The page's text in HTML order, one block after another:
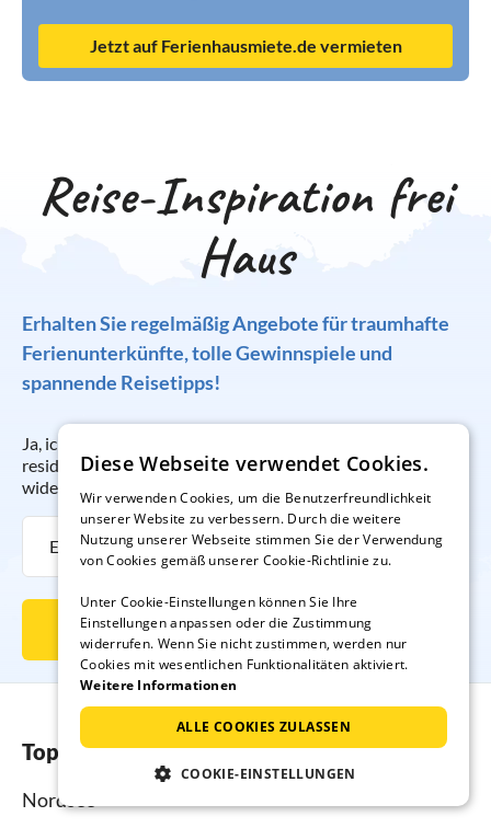
Jetzt auf Ferienhausmiete.de vermieten
Reise-Inspiration frei
Haus
Erhalten Sie regelmäßig Angebote für traumhafte
Ferienunterkünfte, tolle Gewinnspiele und
spannende Reisetipps!
Ja, ich möchte regelmäßig per E-Mail den Newsletter der
resido GmbH erhalten. Die Anmeldung kann ich jederzeit
widerrufen.
Newsletter abonnieren
Top-Regionen
Nordsee
Diese Webseite verwendet Cookies.
Wir verwenden Cookies, um die Benutzerfreundlichkeit
unserer Website zu verbessern. Durch die weitere
Nutzung unserer Webseite stimmen Sie der Verwendung
von Cookies gemäß unserer Cookie-Richtlinie zu.
Unter Cookie-Einstellungen können Sie Ihre
Einstellungen anpassen oder die Zustimmung
widerrufen. Wenn Sie nicht zustimmen, werden nur
Cookies mit wesentlichen Funktionalitäten aktiviert.
Weitere Informationen
ALLE COOKIES ZULASSEN
COOKIE-EINSTELLUNGEN